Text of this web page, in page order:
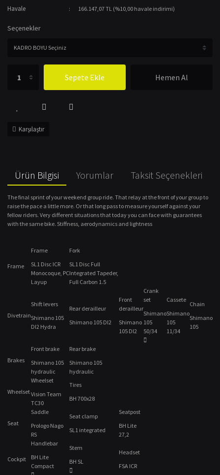
Havale 166.147,07 TL (%10,00 havale indirimi)
Seçenekler
Sepete Ekle Hemen Al
Karşılaştır
Ürün Bilgisi Yorumlar Taksit Seçenekleri
The final sprint of your weekend group ride. That relay at the front of your group to
raise the pace a little more. Or that long pass to measure yourself against your
fellow riders. Very different situations that today you can face with guarantees
with the same bike. Stiffness, aerodynamics and lightness
Frame
Frame
SL1 Disc ICR
Monocoque, PC
Layup
Fork
SL1 Disc Full
Integrated Tapeder,
Full Carbon 1.5
Divetrain
Shift levers
Shimano 105
DI2 Hydra
Rear derailleur
Shimano 105 DI2
Front
derailleur
Shimano
105 DI2
Crank
set
Shimano
105
50/34
Cassete
Shimano
105
11/34
Chain
Shimano
105
Brakes
Front brake
Shimano 105
hydraulic
Rear brake
Shimano 105
hydraulic
Wheelset
Wheelset
Vision Team
TC30
Tires
BH 700x28
Seat
Saddle
Prologo Nago
RS
Seat clamp
SL1 integrated
Seatpost
BH Lite
27,2
Cockpit
Handlebar
BH Lite
Compact
Stem
BH SL
Headset
FSA ICR